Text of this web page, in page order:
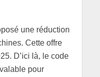
une réduction
Cette offre
D’ici là, le code
pour